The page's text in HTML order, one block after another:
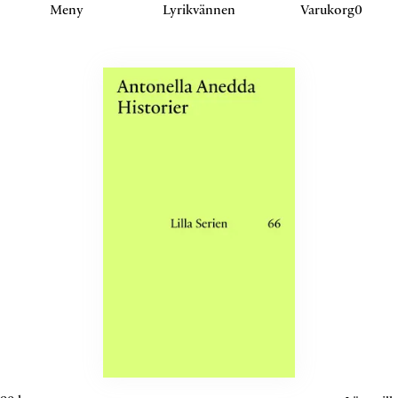
Klicka eller navigera för att aktivera detta sektion.
Meny Lyrikvännen Varukorg0